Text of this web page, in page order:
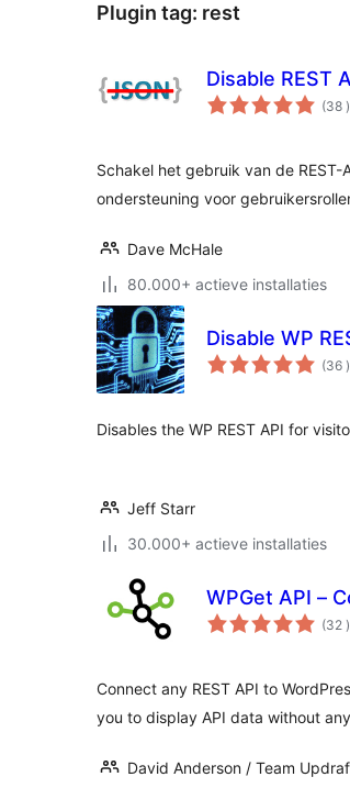
Plugin tag: rest
Disable REST
(38 )
Schakel het gebruik van de
ondersteuning voor
Dave McHale
80.000+ actieve installaties
Disable WP
(36 )
Disables the WP REST API for
Jeff Starr
30.000+ actieve installaties
WPGet API –
(32 )
Connect any REST API to
you to display API data without
David Anderson / Team